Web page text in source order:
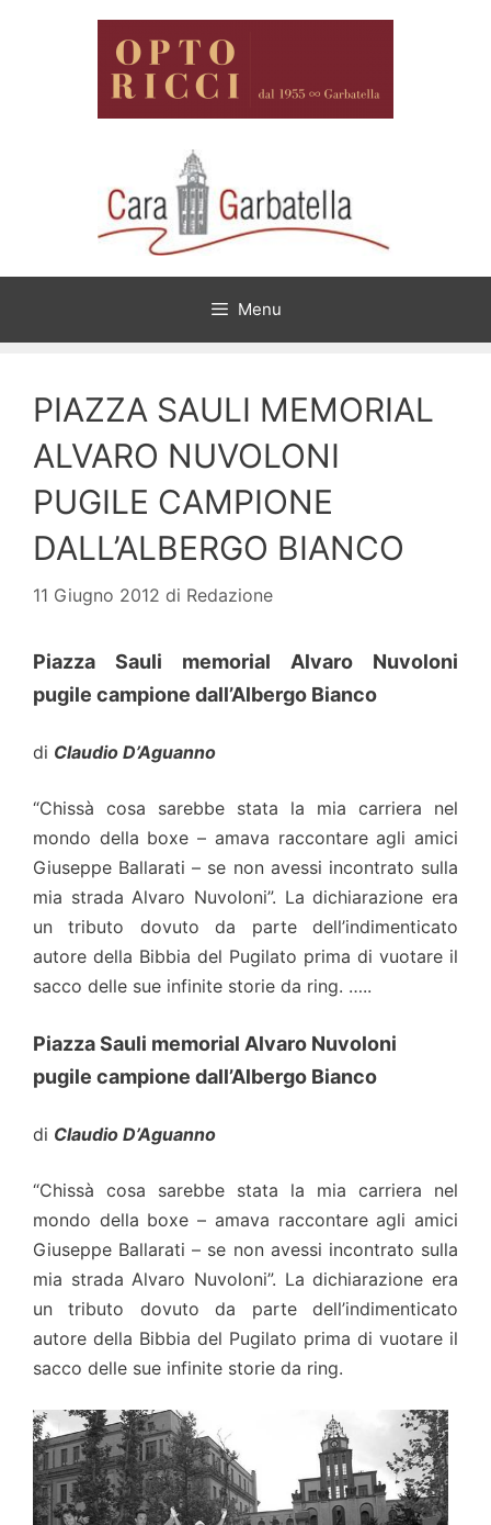
Menu
PIAZZA SAULI MEMORIAL
ALVARO NUVOLONI
PUGILE CAMPIONE
DALL’ALBERGO BIANCO
11 Giugno 2012 di Redazione
Piazza Sauli memorial Alvaro Nuvoloni
pugile campione dall’Albergo Bianco
di Claudio D’Aguanno
“Chissà cosa sarebbe stata la mia carriera nel
mondo della boxe – amava raccontare agli amici
Giuseppe Ballarati – se non avessi incontrato sulla
mia strada Alvaro Nuvoloni”. La dichiarazione era
un tributo dovuto da parte dell’indimenticato
autore della Bibbia del Pugilato prima di vuotare il
sacco delle sue infinite storie da ring. …..
Piazza Sauli memorial Alvaro Nuvoloni
pugile campione dall’Albergo Bianco
di Claudio D’Aguanno
“Chissà cosa sarebbe stata la mia carriera nel
mondo della boxe – amava raccontare agli amici
Giuseppe Ballarati – se non avessi incontrato sulla
mia strada Alvaro Nuvoloni”. La dichiarazione era
un tributo dovuto da parte dell’indimenticato
autore della Bibbia del Pugilato prima di vuotare il
sacco delle sue infinite storie da ring.